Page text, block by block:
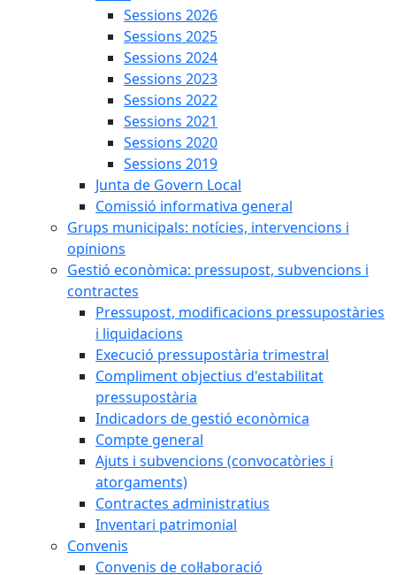
Sessions 2026
Sessions 2025
Sessions 2024
Sessions 2023
Sessions 2022
Sessions 2021
Sessions 2020
Sessions 2019
Junta de Govern Local
Comissió informativa general
Grups municipals: notícies, intervencions i
opinions
Gestió econòmica: pressupost, subvencions i
contractes
Pressupost, modificacions pressupostàries
i liquidacions
Execució pressupostària trimestral
Compliment objectius d'estabilitat
pressupostària
Indicadors de gestió econòmica
Compte general
Ajuts i subvencions (convocatòries i
atorgaments)
Contractes administratius
Inventari patrimonial
Convenis
Convenis de col·laboració